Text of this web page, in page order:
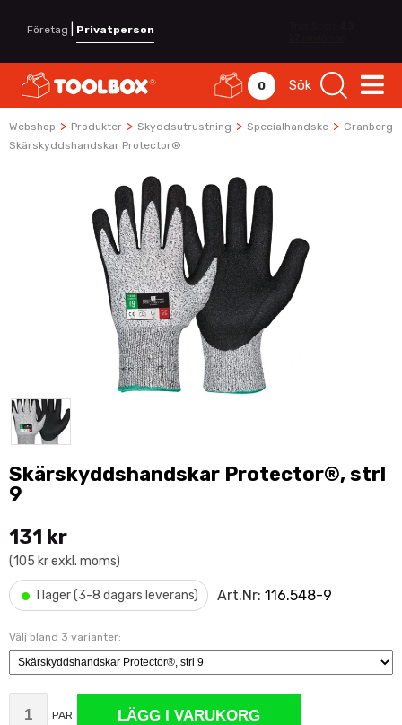
Företag Privatperson
0 Sök
Webshop > Produkter > Skyddsutrustning > Specialhandske > Granberg
Skärskyddshandskar Protector®
Skärskyddshandskar Protector®, strl
9
131 kr
(105 kr exkl. moms)
• I lager (3-8 dagars leverans) Art.Nr: 116.548-9
Välj bland 3 varianter:
PAR LÄGG I VARUKORG